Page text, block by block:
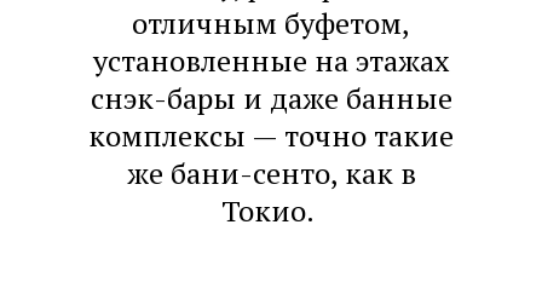
отличным буфетом,
установленные на этажах
снэк-бары и даже банные
комплексы — точно такие
же бани-сенто, как в
Токио.